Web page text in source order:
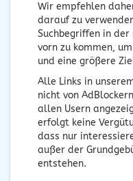
Wir empfehlen
darauf zu
Suchbegriffen in
vorn zu kommen,
und eine größere
Alle Links in
nicht von
allen Usern
erfolgt keine
dass nur
außer der
entstehen.